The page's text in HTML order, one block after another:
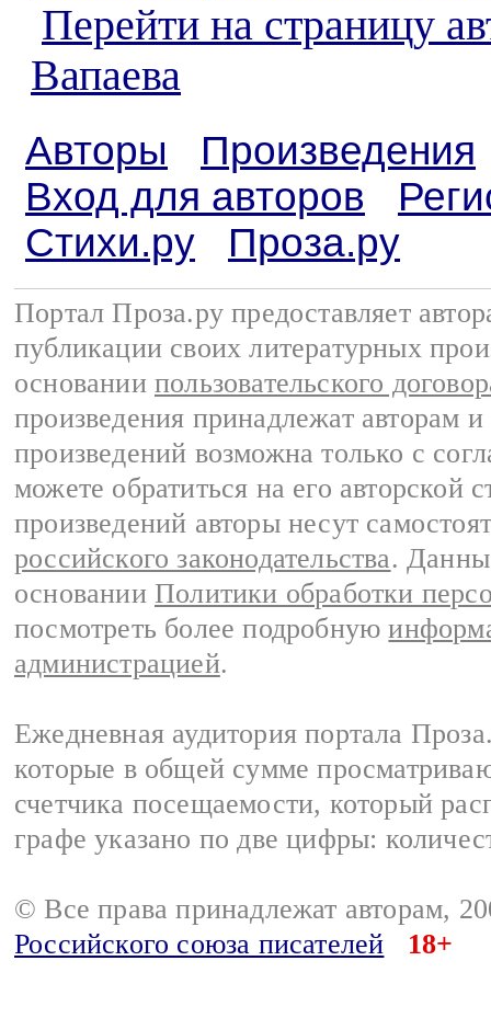
Перейти на страницу
Вапаева
Авторы
Произведения
Вход для авторов
Стихи.ру
Проза.ру
Портал Проза.ру предоставляет
публикации своих литературных
основании пользовательского
произведения принадлежат авторам
произведений возможна только с
можете обратиться на его авторской
произведений авторы несут
российского законодательства.
основании Политики обработки
посмотреть более подробную
администрацией.
Ежедневная аудитория портала
которые в общей сумме
счетчика посещаемости, который
графе указано по две цифры:
© Все права принадлежат авторам,
Российского союза писателей
18+